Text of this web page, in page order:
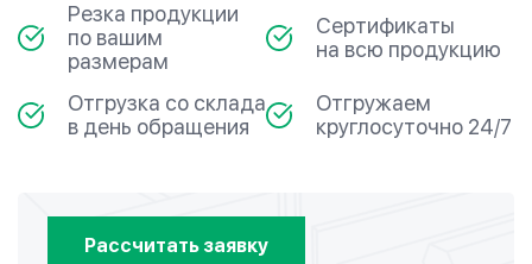
Резка продукции
по вашим
размерам
Сертификаты
на всю продукцию
Отгрузка со склада
в день обращения
Отгружаем
круглосуточно 24/7
Рассчитать заявку